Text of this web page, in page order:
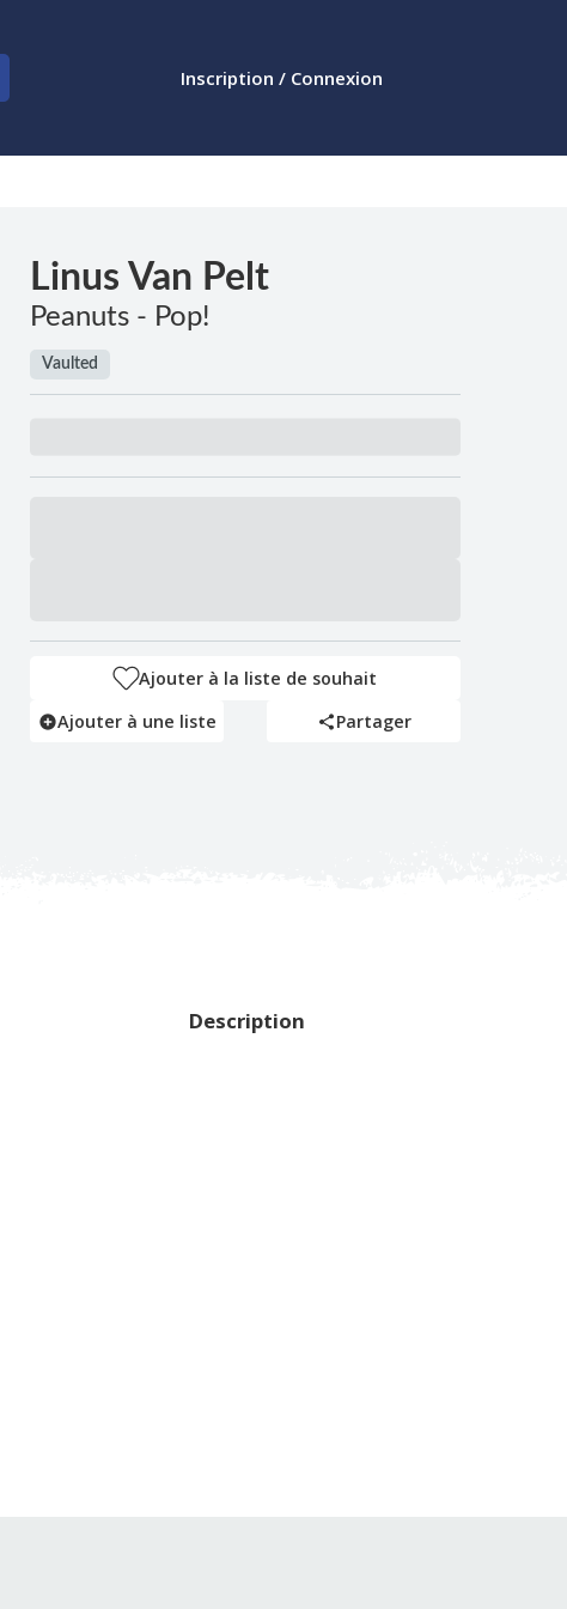
Inscription / Connexion
Linus Van Pelt
Peanuts - Pop!
Vaulted
Ajouter à la liste de souhait
Ajouter à une liste
Partager
Description